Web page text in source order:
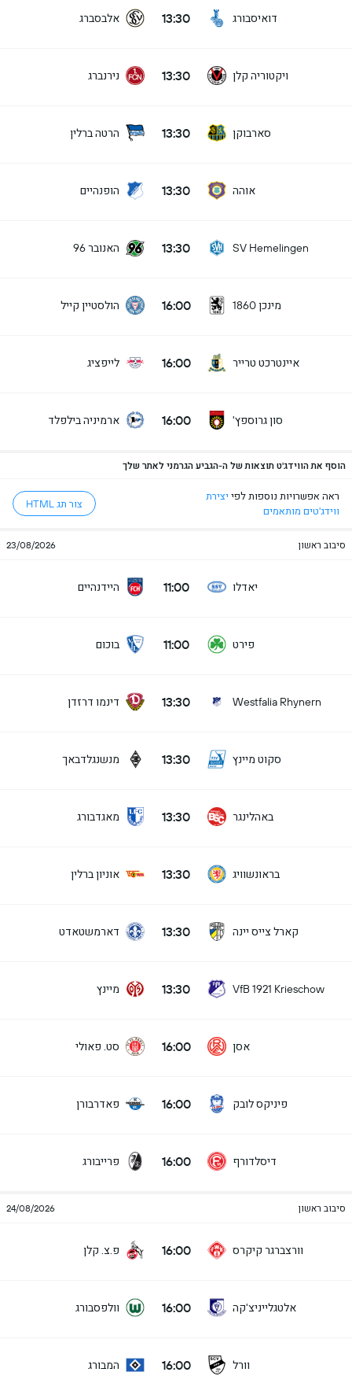
דואיסבורג 13:30 אלבסברג
ויקטוריה קלן 13:30 נירנברג
סארבוקן 13:30 הרטה ברלין
אוהה 13:30 הופנהיים
SV Hemelingen
13:30 האנובר 96
מינכן 1860 16:00 הולסטיין קייל
איינטרכט טרייר 16:00 לייפציג
סון גרוספץ' 16:00 ארמיניה בילפלד
הוסף את הווידג'ט תוצאות של ה-הגביע הגרמני לאתר שלך
ראה אפשרויות נוספות לפי יצירת
ווידג'טים מותאמים
צור תג HTML
סיבוב ראשון 23/08/2026
יאדלו 11:00 היידנהיים
פירט 11:00 בוכום
Westfalia Rhynern
13:30 דינמו דרזדן
סקוט מיינץ 13:30 מנשנגלדבאך
באהלינגר 13:30 מאגדבורג
בראונשוויג 13:30 אוניון ברלין
קארל צייס יינה 13:30 דארמשטאדט
VfB 1921 Krieschow
13:30 מיינץ
אסן 16:00 סט. פאולי
פיניקס לובק 16:00 פאדרבורן
דיסלדורף 16:00 פרייבורג
סיבוב ראשון 24/08/2026
וורצברגר קיקרס 16:00 פ.צ. קלן
אלטגלייניצ'קה 16:00 וולפסבורג
וורל 16:00 המבורג